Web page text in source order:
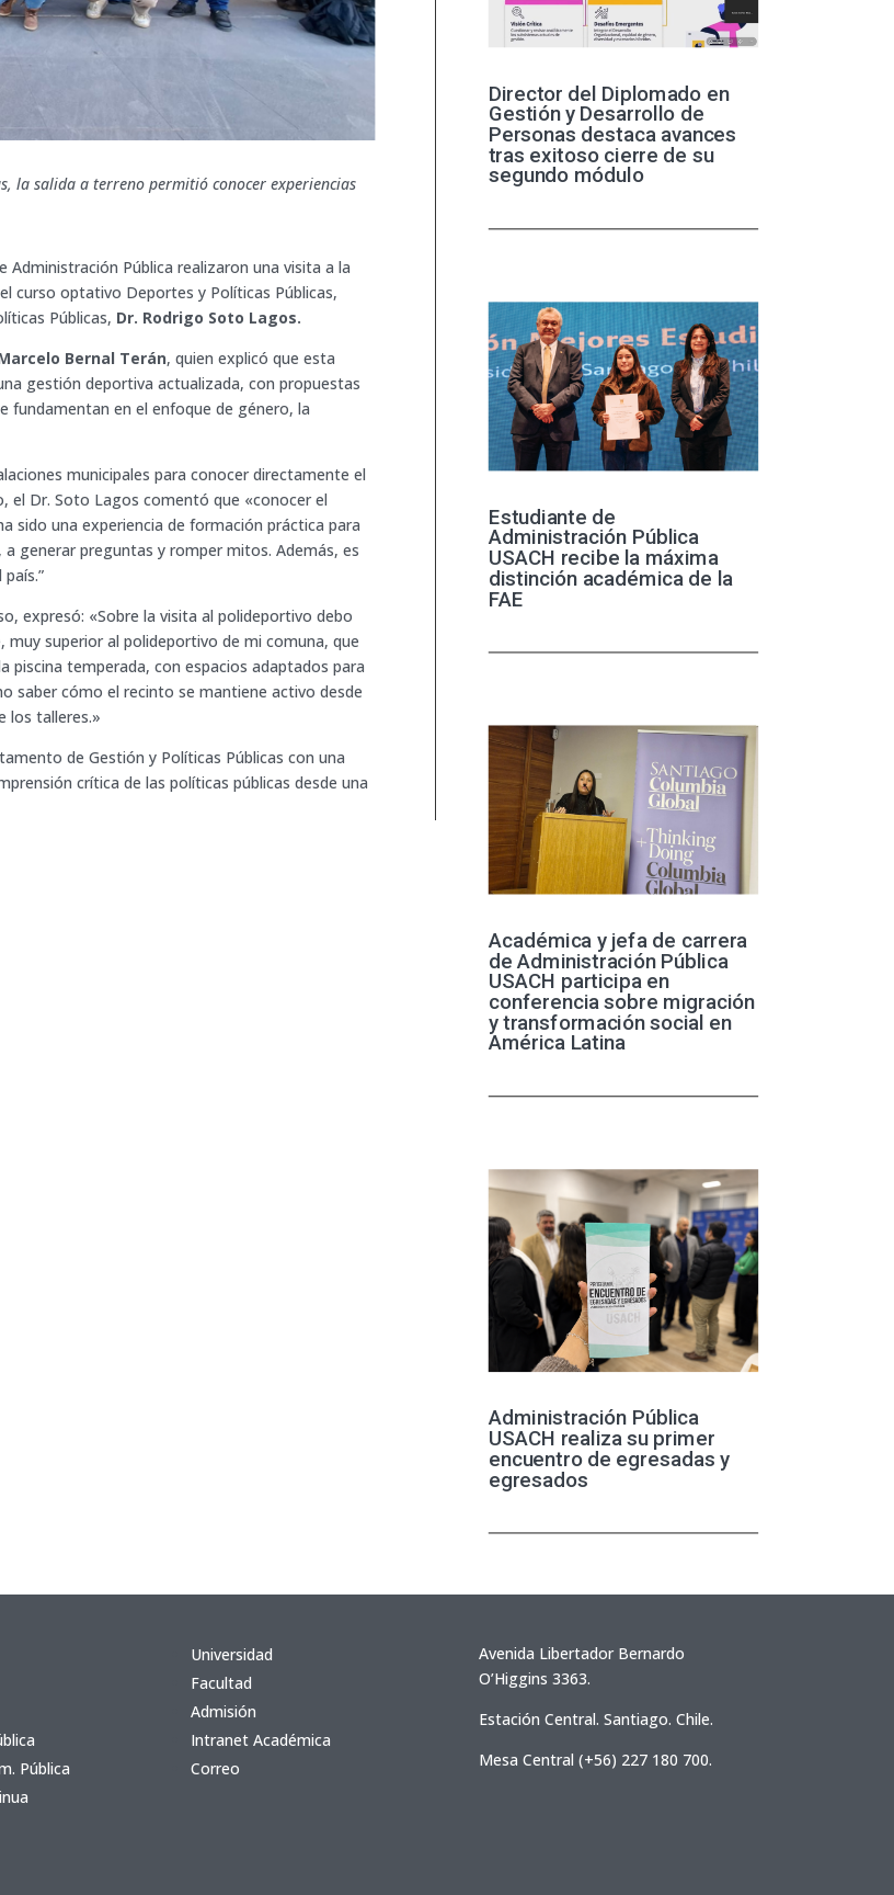
la salida a terreno permitió conocer experiencias
Administración Pública realizaron una visita a la
curso optativo Deportes y Políticas Públicas,
Públicas, Dr. Rodrigo Soto Lagos.
Bernal Terán, quien explicó que esta
gestión deportiva actualizada, con propuestas
fundamentan en el enfoque de género, la
municipales para conocer directamente el
Dr. Soto Lagos comentó que «conocer el
sido una experiencia de formación práctica para
generar preguntas y romper mitos. Además, es
expresó: «Sobre la visita al polideportivo debo
muy superior al polideportivo de mi comuna, que
piscina temperada, con espacios adaptados para
saber cómo el recinto se mantiene activo desde
los talleres.»
de Gestión y Políticas Públicas con una
crítica de las políticas públicas desde una
Director del Diplomado en
Gestión y Desarrollo de
Personas destaca avances
tras exitoso cierre de su
segundo módulo
Estudiante de
Administración Pública
USACH recibe la máxima
distinción académica de la
FAE
Académica y jefa de carrera
de Administración Pública
USACH participa en
conferencia sobre migración
y transformación social en
América Latina
Administración Pública
USACH realiza su primer
encuentro de egresadas y
egresados
Pública
Universidad
Facultad
Admisión
Intranet Académica
Correo
Avenida Libertador Bernardo
O’Higgins 3363.
Estación Central. Santiago. Chile.
Mesa Central (+56) 227 180 700.